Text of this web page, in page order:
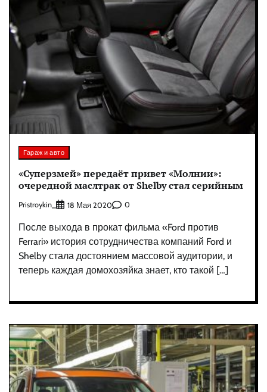
Гараж и авто
«Суперзмей» передаёт привет «Молнии»:
очередной маслтрак от Shelby стал серийным
Pristroykin_ 18 Мая 2020 0
После выхода в прокат фильма «Ford против
Ferrari» история сотрудничества компаний Ford и
Shelby стала достоянием массовой аудитории, и
теперь каждая домохозяйка знает, кто такой […]